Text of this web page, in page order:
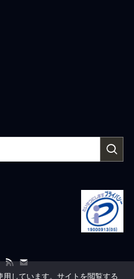
しています。サイトを閲覧する